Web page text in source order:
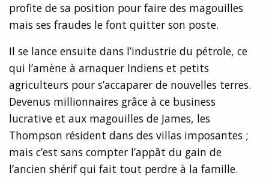
profite de sa position pour faire des magouilles
mais ses fraudes le font quitter son poste.
Il se lance ensuite dans l’industrie du pétrole, ce
qui l’amène à arnaquer Indiens et petits
agriculteurs pour s’accaparer de nouvelles terres.
Devenus millionnaires grâce à ce business
lucrative et aux magouilles de James, les
Thompson résident dans des villas imposantes ;
mais c’est sans compter l’appât du gain de
l’ancien shérif qui fait tout perdre à la famille.